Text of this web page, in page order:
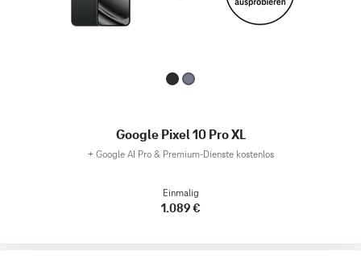
Google Pixel 10 Pro XL
+ Google AI Pro & Premium-Dienste kostenlos
Einmalig
1.089 €